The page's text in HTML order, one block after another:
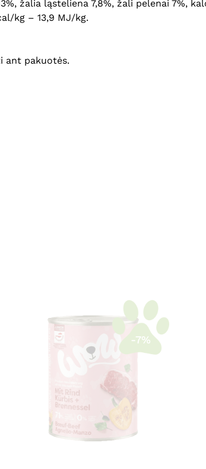
žalia ląsteliena 7,8%, žali pelenai 7%,
kg – 13,9 MJ/kg.
ant pakuotės.
-7%